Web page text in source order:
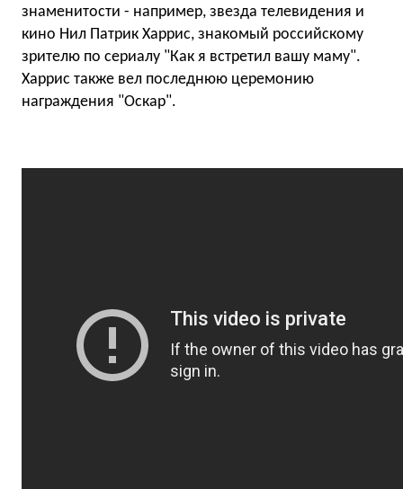
знаменитости - например, звезда телевидения и
кино Нил Патрик Харрис, знакомый российскому
зрителю по сериалу "Как я встретил вашу маму".
Харрис также вел последнюю церемонию
награждения "Оскар".